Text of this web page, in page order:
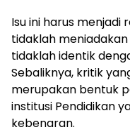
Isu ini harus
tidaklah
tidaklah identik
Sebaliknya, kritik
merupakan bentuk
institusi Pendidikan
kebenaran.